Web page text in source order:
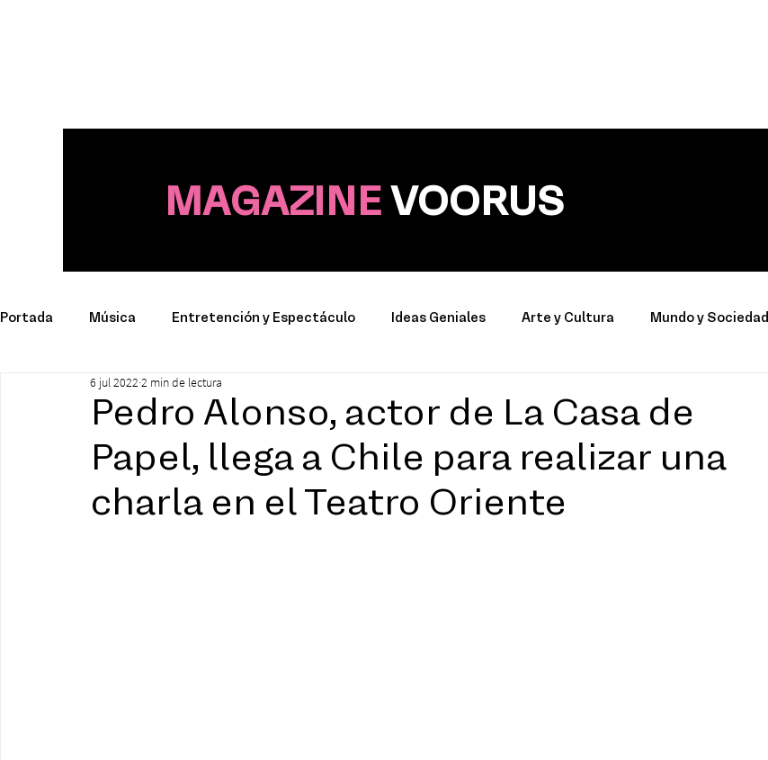
MAGAZINE VOORUS
Portada Música Entretención y Espectáculo Ideas Geniales Arte y Cultura Mundo y Sociedad
Productos y Marcas
Pedro Alonso, actor de La Casa de
Papel, llega a Chile para realizar una
charla en el Teatro Oriente
6 jul 2022 2 min de lectura